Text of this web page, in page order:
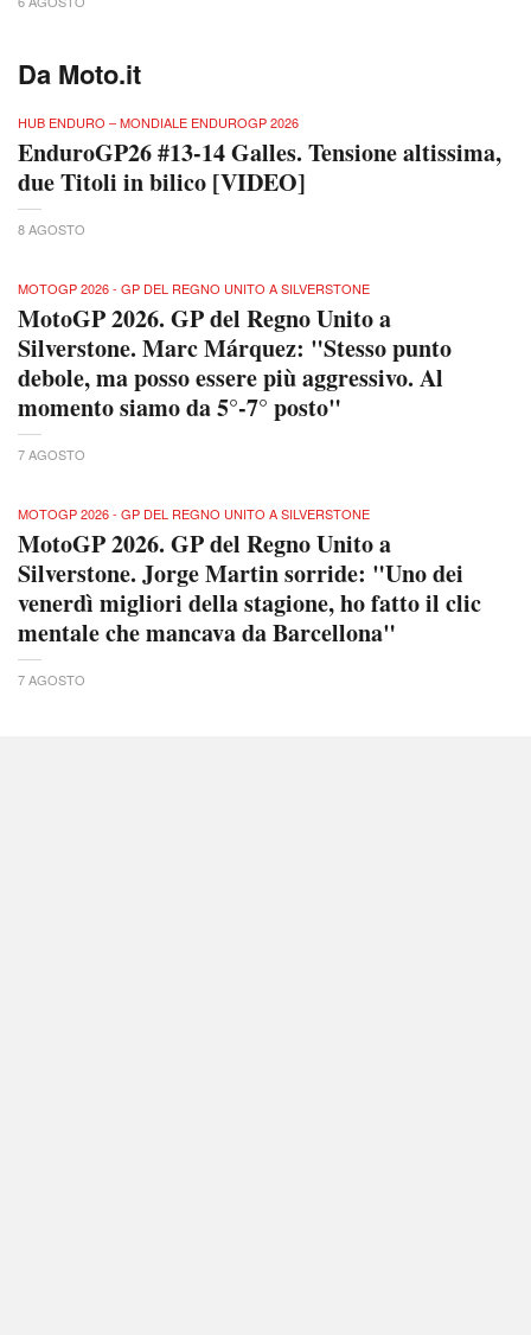
Da Moto.it
HUB ENDURO – MONDIALE ENDUROGP 2026
EnduroGP26 #13-14 Galles. Tensione altissima,
due Titoli in bilico [VIDEO]
8 AGOSTO
MOTOGP 2026 - GP DEL REGNO UNITO A SILVERSTONE
MotoGP 2026. GP del Regno Unito a
Silverstone. Marc Márquez: "Stesso punto
debole, ma posso essere più aggressivo. Al
momento siamo da 5°-7° posto"
7 AGOSTO
MOTOGP 2026 - GP DEL REGNO UNITO A SILVERSTONE
MotoGP 2026. GP del Regno Unito a
Silverstone. Jorge Martin sorride: "Uno dei
venerdì migliori della stagione, ho fatto il clic
mentale che mancava da Barcellona"
7 AGOSTO